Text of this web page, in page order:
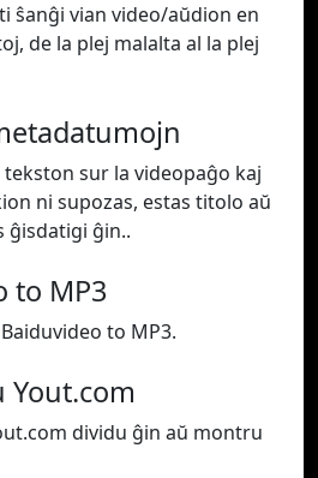
ŝanĝi vian video/aŭdion en
de la plej malalta al la plej
tekston sur la videopaĝo kaj
ni supozas, estas titolo aŭ
ĝisdatigi ĝin..
to MP3
to MP3.
Yout.com
dividu ĝin aŭ montru